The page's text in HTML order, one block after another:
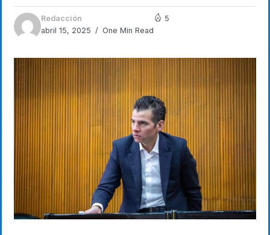
Redacción
abril 15, 2025
One Min Read
5